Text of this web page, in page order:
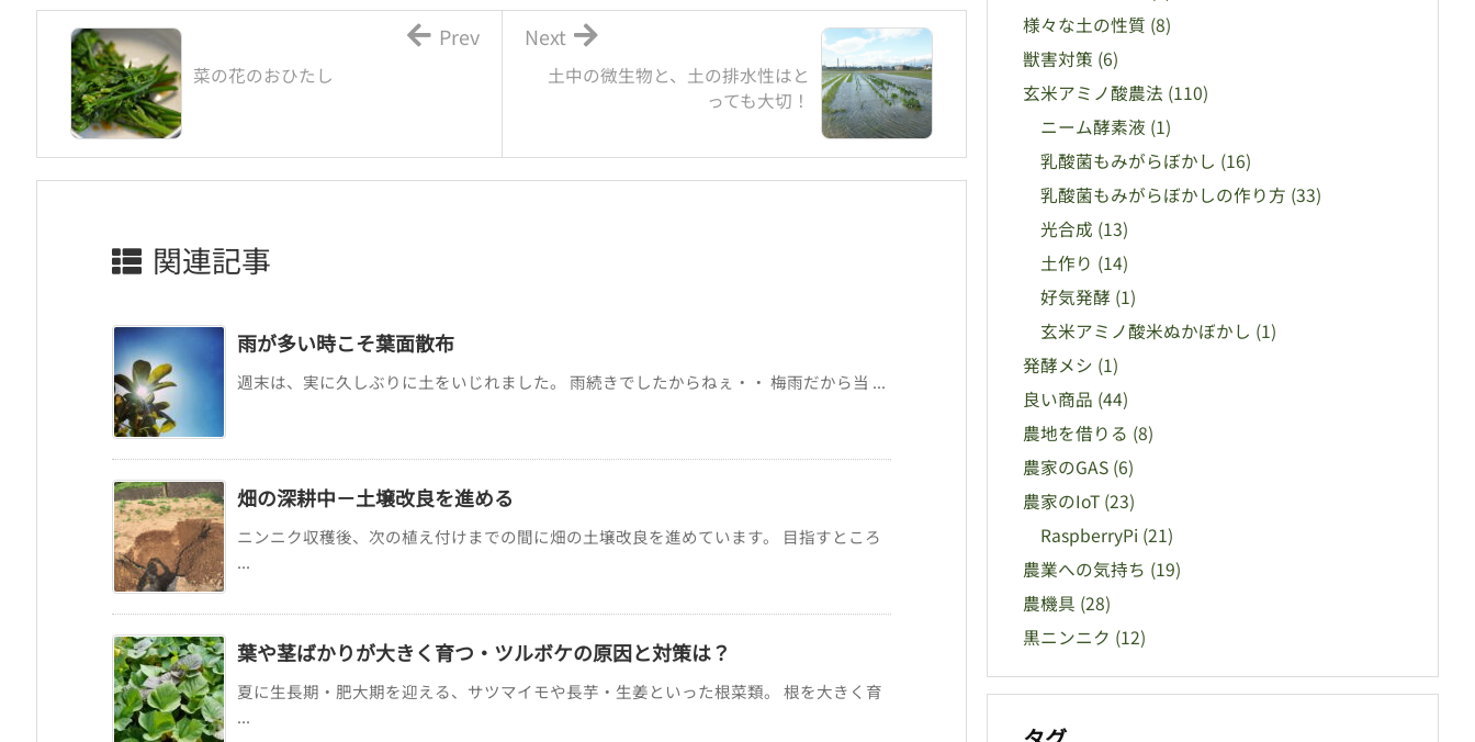
土中の微生物と、土の排水性はと
っても大切！
Next
菜の花のおひたし
Prev
関連記事
雨が多い時こそ葉面散布
週末は、実に久しぶりに土をいじれました。 雨続きでしたからねぇ・・ 梅雨だから当 ...
畑の深耕中－土壌改良を進める
ニンニク収穫後、次の植え付けまでの間に畑の土壌改良を進めています。 目指すところ
...
葉や茎ばかりが大きく育つ・ツルボケの原因と対策は？
夏に生長期・肥大期を迎える、サツマイモや長芋・生姜といった根菜類。 根を大きく育
...
様々な土の性質 (8)
獣害対策 (6)
玄米アミノ酸農法 (110)
ニーム酵素液 (1)
乳酸菌もみがらぼかし (16)
乳酸菌もみがらぼかしの作り方 (33)
光合成 (13)
土作り (14)
好気発酵 (1)
玄米アミノ酸米ぬかぼかし (1)
発酵メシ (1)
良い商品 (44)
農地を借りる (8)
農家のGAS (6)
農家のIoT (23)
RaspberryPi (21)
農業への気持ち (19)
農機具 (28)
黒ニンニク (12)